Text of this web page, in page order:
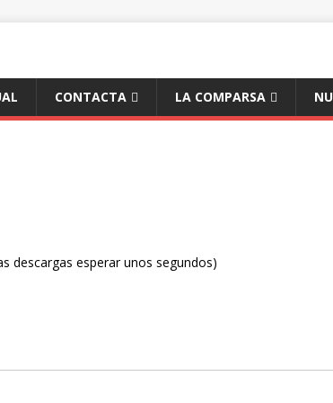
CONTACTA LA COMPARSA
descargas esperar unos segundos)